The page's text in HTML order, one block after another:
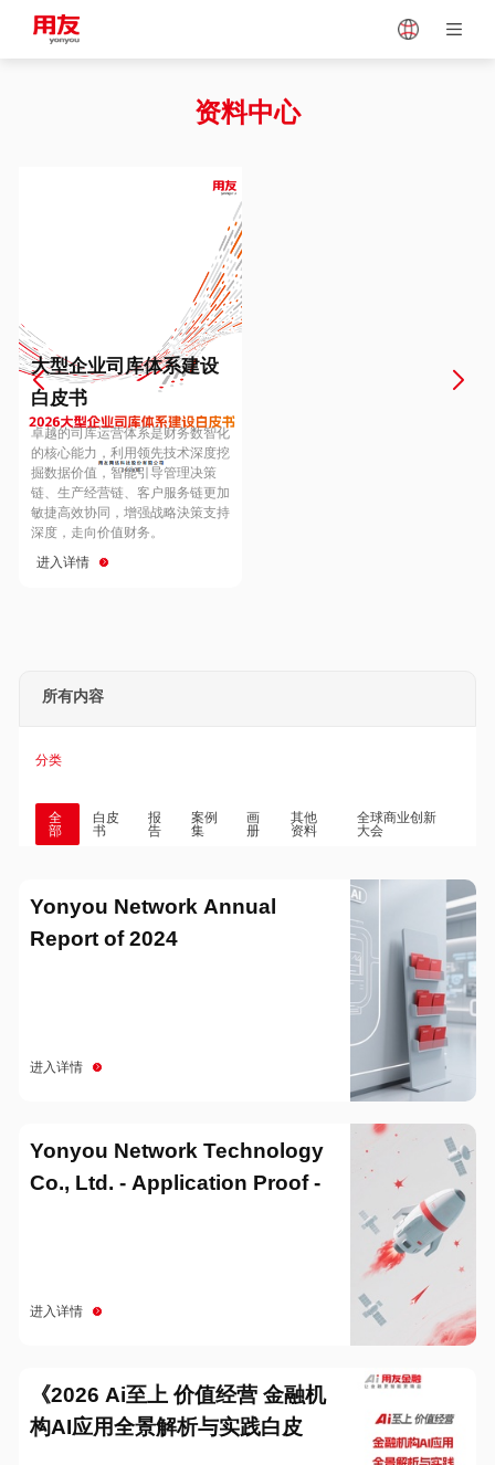
Vietnam
Europe
Hungary
Hong Kong
资料中心
大型企业司库体系建设
白皮书
卓越的司库运营体系是财务数智化
的核心能力，利用领先技术深度挖
掘数据价值，智能引导管理决策
链、生产经营链、客户服务链更加
敏捷高效协同，增强战略決策支持
深度，走向价值财务。
进入详情
所有内容
分类
全
部
白皮
书
报
告
案例
集
画
册
其他
资料
全球商业创新
大会
Yonyou Network Annual
Report of 2024
进入详情
Yonyou Network Technology
Co., Ltd. - Application Proof -
进入详情
《2026 Ai至上 价值经营 金融机
构AI应用全景解析与实践白皮